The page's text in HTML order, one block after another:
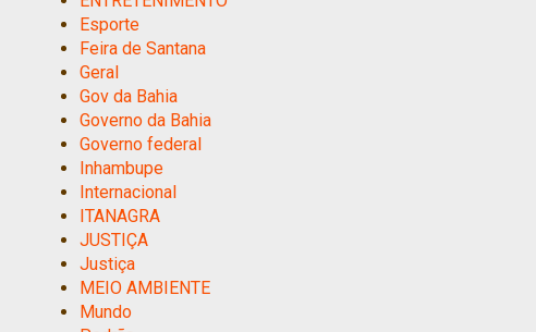
Esporte
Feira de Santana
Geral
Gov da Bahia
Governo da Bahia
Governo federal
Inhambupe
Internacional
ITANAGRA
JUSTIÇA
Justiça
MEIO AMBIENTE
Mundo